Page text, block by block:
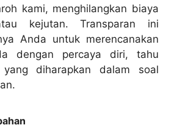
kami, menghilangkan biaya
kejutan. Transparan ini
Anda untuk merencanakan
dengan percaya diri, tahu
diharapkan dalam soal